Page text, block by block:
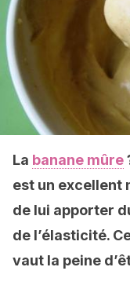
La banane mûre
est un excellent
de lui apporter
de l’élasticité.
vaut la peine